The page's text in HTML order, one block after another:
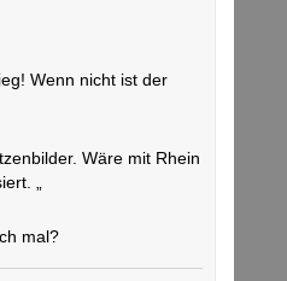
Wenn nicht ist der
Wäre mit Rhein
„
mal?